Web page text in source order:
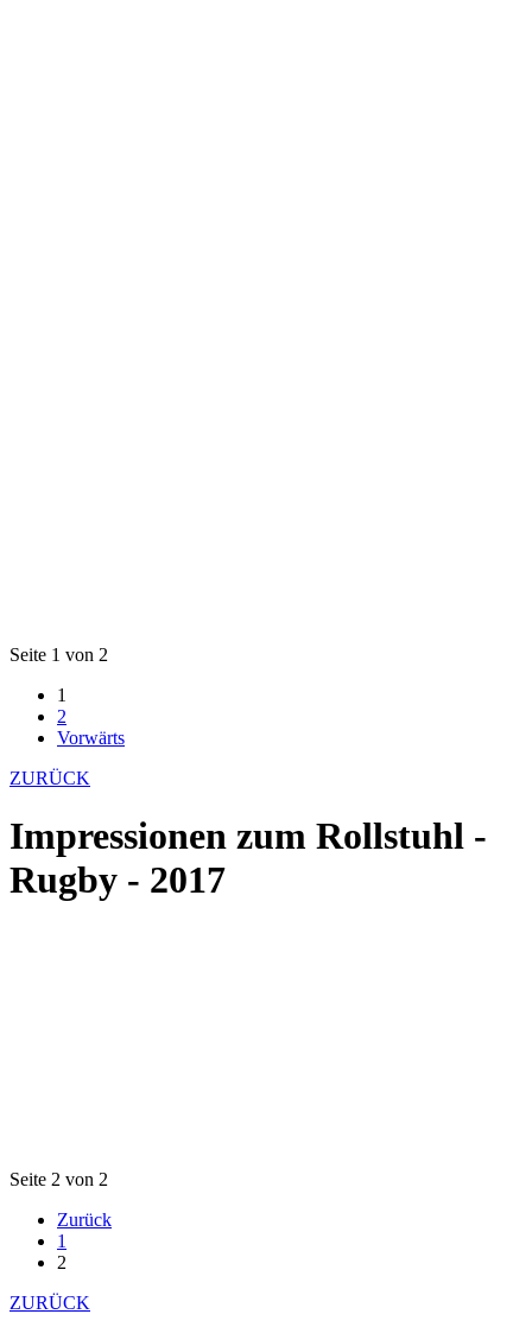
Seite 1 von 2
1
2
Vorwärts
ZURÜCK
Impressionen zum Rollstuhl -
Rugby - 2017
Seite 2 von 2
Zurück
1
2
ZURÜCK